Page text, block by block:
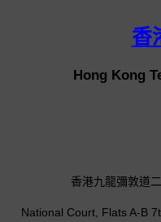
香
Hong Kong
香港九龍彌敦道
National Court, Flats A-B